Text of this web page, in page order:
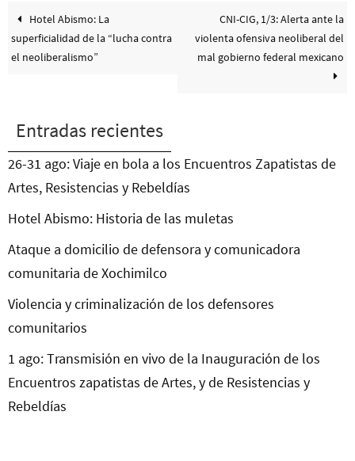
Hotel Abismo: La
superficialidad de la “lucha contra
el neoliberalismo”
CNI-CIG, 1/3: Alerta ante la
violenta ofensiva neoliberal del
mal gobierno federal mexicano
Entradas recientes
26-31 ago: Viaje en bola a los Encuentros Zapatistas de
Artes, Resistencias y Rebeldías
Hotel Abismo: Historia de las muletas
Ataque a domicilio de defensora y comunicadora
comunitaria de Xochimilco
Violencia y criminalización de los defensores
comunitarios
1 ago: Transmisión en vivo de la Inauguración de los
Encuentros zapatistas de Artes, y de Resistencias y
Rebeldías